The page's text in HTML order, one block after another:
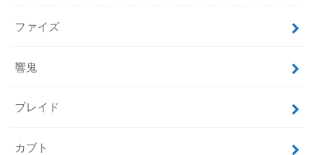
ファイズ
響鬼
ブレイド
カブト